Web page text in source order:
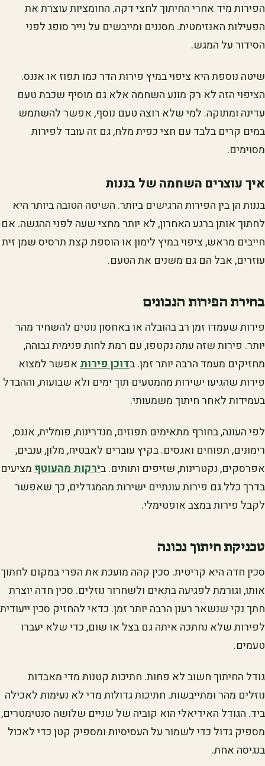
הפירות מיד אחרי החיתוך לחצי דקה. החומציות עוצרת את
הפעילות האנזימטית. מסננים ומייבשים על נייר סופג לפני
הסידור על המגש.
שיטה נוספת היא ציפוי במיץ פירות הדר כמו תפוז או אננס.
הציפוי הזה לא רק מונע השחמה אלא גם מוסיף שכבת טעם
עדינה ומתוקה. למי שלא רוצה טעם נוסף, אפשר להשתמש
במים קרים בלבד עם חצי כפית מלח, גם זה עובד לפירות
מסוימים.
איך עוצרים השחמה של בננות
בננות הן בין הפירות הרגישים ביותר. השיטה הטובה ביותר היא
לחתוך אותן ברגע האחרון, לא יותר מחצי שעה לפני ההגשה. אם
חייבים מראש, ציפוי במיץ לימון או הוספת קצת תרסיס שמן זית
עוזרים, אבל הם גם משנים את הטעם.
בחירת הפירות הנכונים
פירות שעמדו זמן רב בהובלה או באחסון נוטים להשחיר מהר
יותר. פירות שזה עתה נקטפו, עם רמת לחות פנימית גבוהה,
מחזיקים מעמד הרבה יותר זמן. בדוכן פירותאפשר למצוא
פירות שהגיעו ישירות מהמטעים תוך ימים ולא שבועות, וההבדל
בעמידות לאחר חיתוך משמעותי.
לפי העונה, בחורף מתאימים תפוזים, מנדרינות, פומלית, אננס,
רימונים, תפוחים ואגסים. בקיץ עוברים לאבטיח, מלון, ענבים,
אפרסקים, נקטרינות, שזיפים ותותים. בירקות מהעוטףמציעים
בדרך כלל גם פירות עונתיים ישירות מהמגדלים, כך שאפשר
לקבל פירות במצב אופטימלי.
טכניקת חיתוך נכונה
סכין חדה היא קריטית. סכין קהה מועכת את הפרי במקום לחתוך
אותו, וגורמת לפגיעה בתאים ולשחרור נוזלים. סכין חדה יוצרת
חתך נקי שנשאר רענן הרבה יותר זמן. כדאי להחזיק סכין ייעודית
לפירות שלא נחתכה איתה גם בצל או שום, כדי שלא יעברו
טעמים.
גודל החיתוך חשוב לא פחות. חתיכות קטנות מדי מאבדות
נוזלים מהר ומתייבשות. חתיכות גדולות מדי לא נעימות לאכילה
ביד. הגודל האידיאלי הוא קוביה של שניים שלושה סנטימטרים,
מספיק גדול כדי לשמור על העסיסיות ומספיק קטן כדי לאכול
בנגיסה אחת.